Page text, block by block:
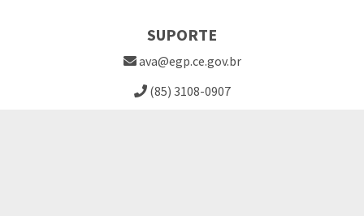
SUPORTE
ava@egp.ce.gov.br
(85) 3108-0907